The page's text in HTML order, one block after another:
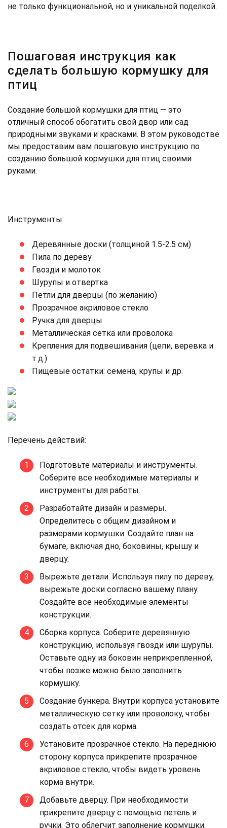
не только функциональной, но и уникальной поделкой.
Пошаговая инструкция как
сделать большую кормушку для
птиц
Создание большой кормушки для птиц — это
отличный способ обогатить свой двор или сад
природными звуками и красками. В этом руководстве
мы предоставим вам пошаговую инструкцию по
созданию большой кормушки для птиц своими
руками.
Инструменты:
Деревянные доски (толщиной 1.5-2.5 см)
Пила по дереву
Гвозди и молоток
Шурупы и отвертка
Петли для дверцы (по желанию)
Прозрачное акриловое стекло
Ручка для дверцы
Металлическая сетка или проволока
Крепления для подвешивания (цепи, веревка и
т.д.)
Пищевые остатки: семена, крупы и др.
Перечень действий:
Подготовьте материалы и инструменты.
Соберите все необходимые материалы и
инструменты для работы.
Разработайте дизайн и размеры.
Определитесь с общим дизайном и
размерами кормушки. Создайте план на
бумаге, включая дно, боковины, крышу и
дверцу.
Вырежьте детали. Используя пилу по дереву,
вырежьте доски согласно вашему плану.
Создайте все необходимые элементы
конструкции.
Сборка корпуса. Соберите деревянную
конструкцию, используя гвозди или шурупы.
Оставьте одну из боковин неприкрепленной,
чтобы позже можно было заполнить
кормушку.
Создание бункера. Внутри корпуса установите
металлическую сетку или проволоку, чтобы
создать отсек для корма.
Установите прозрачное стекло. На переднюю
сторону корпуса прикрепите прозрачное
акриловое стекло, чтобы видеть уровень
корма внутри.
Добавьте дверцу. При необходимости
прикрепите дверцу с помощью петель и
ручки. Это облегчит заполнение кормушки.